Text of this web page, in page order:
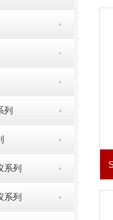
列
系列
系列